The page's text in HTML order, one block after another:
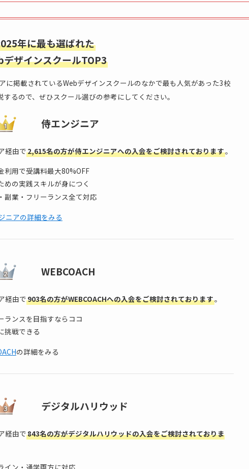
年に最も選ばれた
デザインスクールTOP3
に掲載されているWebデザインスクールのなかで最も人気があった3校
るので、ぜひスクール選びの参考にしてください。
侍エンジニア
経由で2,615名の方が侍エンジニアへの入会をご検討されております。
利用で受講料最大80%OFF
めの実践スキルが身につく
副業・フリーランス全て対応
ニアの詳細をみる
WEBCOACH
経由で903名の方がWEBCOACHへの入会をご検討されております。
ランスを目指すならココ
挑戦できる
の詳細をみる
デジタルハリウッド
経由で843名の方がデジタルハリウッドの入会をご検討されておりま
イン・通学両方に対応